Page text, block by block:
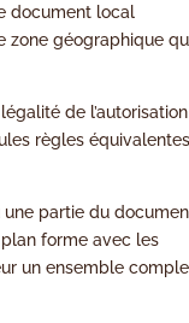
document local
zone géographique
de l’autorisation
règles
une partie du
forme avec les
un ensemble